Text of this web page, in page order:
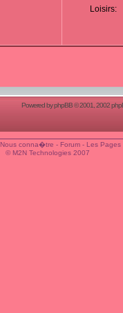
Loisirs:
Powered byphpBB© 2001, 2002
Nous conna�tre - Forum- Les Pages
© M2N Technologies 2007